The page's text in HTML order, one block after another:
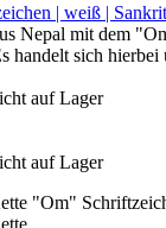
| weiß | Sankrit
Nepal mit dem
handelt sich
auf Lager
auf Lager